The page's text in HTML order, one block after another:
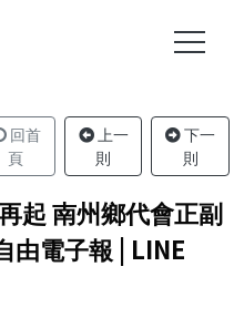
回首
頁
上一
則
下一
則
起 南州鄉代會正副
由電子報 | LINE